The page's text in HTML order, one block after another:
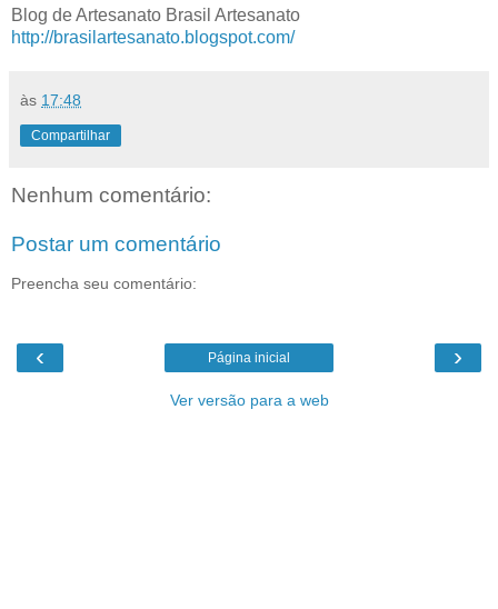
Blog de Artesanato Brasil Artesanato
http://brasilartesanato.blogspot.com/
às 17:48
Compartilhar
Nenhum comentário:
Postar um comentário
Preencha seu comentário:
‹ ›
Página inicial
Ver versão para a web